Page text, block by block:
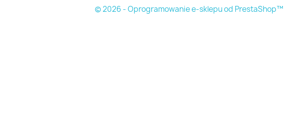
© 2026 - Oprogramowanie e-sklepu od PrestaShop™